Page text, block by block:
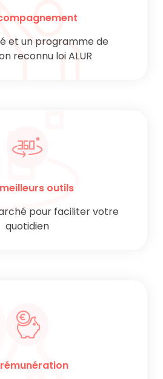
et un programme de
reconnu loi ALUR
outils
pour faciliter votre
quotidien